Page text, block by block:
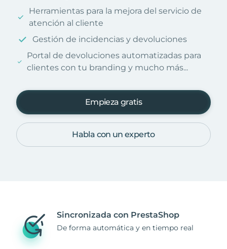
Herramientas para la mejora del servicio de
atención al cliente
Gestión de incidencias y devoluciones
Portal de devoluciones automatizadas para
clientes con tu branding y mucho más...
Empieza gratis
Habla con un experto
Sincronizada con PrestaShop
De forma automática y en tiempo real